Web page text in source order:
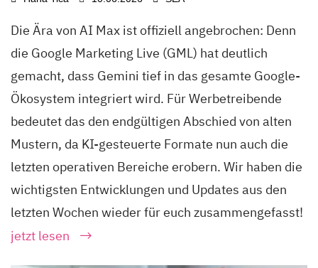
Die Ära von AI Max ist offiziell angebrochen: Denn
die Google Marketing Live (GML) hat deutlich
gemacht, dass Gemini tief in das gesamte Google-
Ökosystem integriert wird. Für Werbetreibende
bedeutet das den endgültigen Abschied von alten
Mustern, da KI-gesteuerte Formate nun auch die
letzten operativen Bereiche erobern. Wir haben die
wichtigsten Entwicklungen und Updates aus den
letzten Wochen wieder für euch zusammengefasst!
jetzt lesen